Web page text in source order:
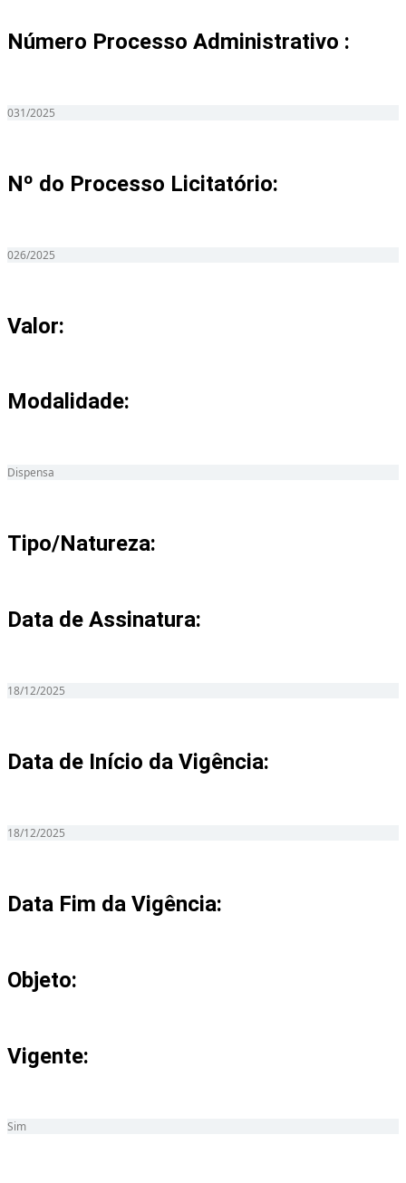
Número Processo Administrativo :
031/2025
Nº do Processo Licitatório:
026/2025
Valor:
Modalidade:
Dispensa
Tipo/Natureza:
Data de Assinatura:
18/12/2025
Data de Início da Vigência:
18/12/2025
Data Fim da Vigência:
Objeto:
Vigente:
Sim